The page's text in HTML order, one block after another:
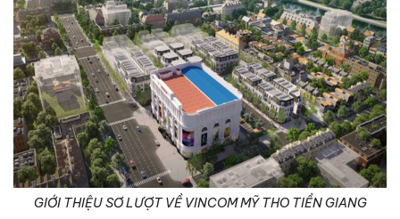
GIỚI THIỆU SƠ LƯỢT VỀ VINCOM MỸ THO TIỀN GIANG